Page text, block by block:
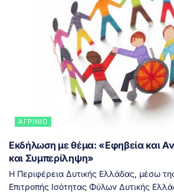
ΑΓΡΊΝΙΟ
Εκδήλωση με θέμα: «Εφηβεία και
και Συμπερίληψη»
Η Περιφέρεια Δυτικής Ελλάδας, μέσω
Επιτροπής Ισότητας Φύλων Δυτικής